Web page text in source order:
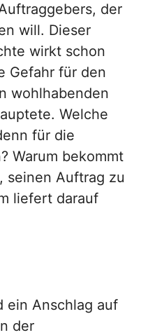
der
will. Dieser
wirkt schon
Gefahr für den
wohlhabenden
Welche
für die
Warum bekommt
seinen Auftrag zu
liefert darauf
ein Anschlag auf
der